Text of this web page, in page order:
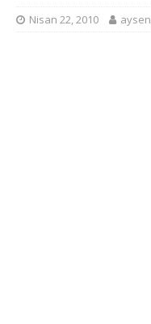
Nisan 22, 2010